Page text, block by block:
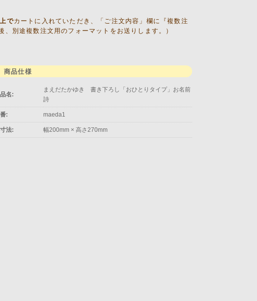
でカートに入れていただき、「ご注文内容」欄に『複数注
別途複数注文用のフォーマットをお送りします。）
商品仕様
名:
まえだたかゆき 書き下ろし「おひとりタイプ」お名前
詩
: maeda1
法: 幅200mm × 高さ270mm